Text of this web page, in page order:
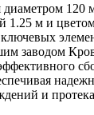
диаметром
1.25 м и
заводом
и